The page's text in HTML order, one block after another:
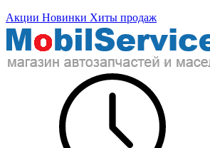
Акции Новинки Хиты продаж